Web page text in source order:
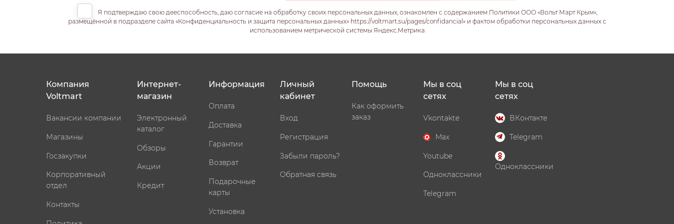
Я подтверждаю свою дееспособность, даю согласие на обработку своих персональных данных, ознакомлен с содержанием Политики ООО «Вольт Март Крым»,
размещённой в подразделе сайта «Конфиденциальность и защита персональных данных» https://voltmart.su/pages/confidancial» и фактом обработки персональных данных с
использованием метрической системы Яндекс.Метрика
Компания
Voltmart
Вакансии компании
Магазины
Госзакупки
Корпоративный
отдел
Контакты
Интернет-
магазин
Электронный
каталог
Обзоры
Акции
Кредит
Информация
Оплата
Доставка
Гарантии
Возврат
Подарочные
карты
Установка
Личный
кабинет
Вход
Регистрация
Забыли пароль?
Обратная связь
Помощь
Как оформить
заказ
Мы в соц
сетях
Vkontakte
Max
Youtube
Одноклассники
Telegram
Мы в соц
сетях
ВКонтакте
Telegram
Одноклассники